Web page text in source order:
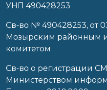
УНП 490428253
Cв-во № 490428253, от
Мозырским районным
комитетом
Св-во о регистрации
Министерством